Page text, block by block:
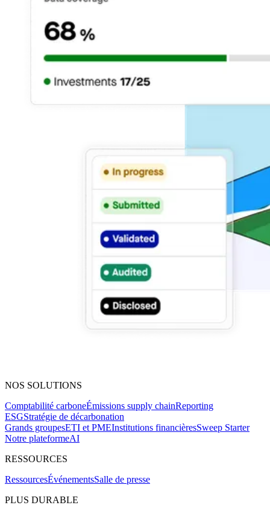
NOS SOLUTIONS
Comptabilité carboneÉmissions supply chainReporting
ESGStratégie de décarbonation
Grands groupesETI et PMEInstitutions financièresSweep Starter
Notre plateformeAI
RESSOURCES
RessourcesÉvénementsSalle de presse
PLUS DURABLE